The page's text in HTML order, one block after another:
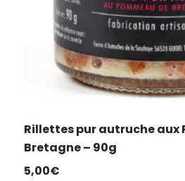
Rillettes pur autruche aux
Bretagne – 90g
5,00€